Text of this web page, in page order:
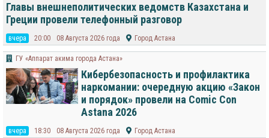
Главы внешнеполитических ведомств Казахстана и
Греции провели телефонный разговор
вчера 20:00 08 Августа 2026 года Город Астана
ГУ «Аппарат акима города Астана»
Кибербезопасность и профилактика
наркомании: очередную акцию «Закон
и порядок» провели на Comic Con
Astana 2026
вчера 18:30 08 Августа 2026 года Город Астана